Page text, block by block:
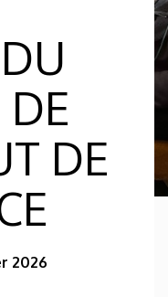
DE
2026